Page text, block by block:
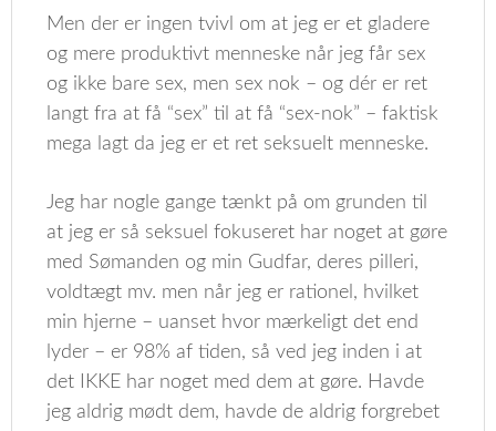
Men der er ingen tvivl om at jeg er et gladere
og mere produktivt menneske når jeg får sex
og ikke bare sex, men sex nok – og dér er ret
langt fra at få “sex” til at få “sex-nok” – faktisk
mega lagt da jeg er et ret seksuelt menneske.
Jeg har nogle gange tænkt på om grunden til
at jeg er så seksuel fokuseret har noget at gøre
med Sømanden og min Gudfar, deres pilleri,
voldtægt mv. men når jeg er rationel, hvilket
min hjerne – uanset hvor mærkeligt det end
lyder – er 98% af tiden, så ved jeg inden i at
det IKKE har noget med dem at gøre. Havde
jeg aldrig mødt dem, havde de aldrig forgrebet